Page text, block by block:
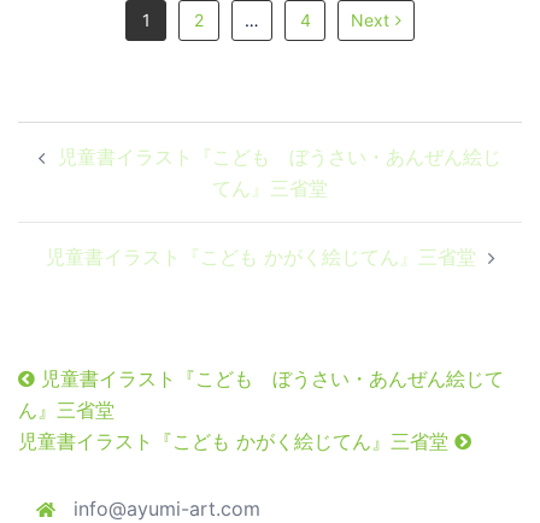
1 2 … 4 Next
稿
ョ
ン
児童書イラスト『こども ぼうさい・あんぜん絵じ
てん』三省堂
児童書イラスト『こども かがく絵じてん』三省堂
児童書イラスト『こども ぼうさい・あんぜん絵じて
ん』三省堂
児童書イラスト『こども かがく絵じてん』三省堂
info@ayumi-art.com